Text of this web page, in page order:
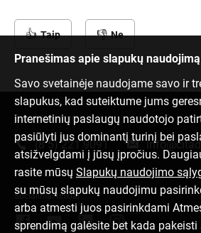
Taip Ne
Pranešimas apie slapukų naudojimą
Savo svetainėje naudojame savo ir
slapukus, kad suteiktume jums
internetinių paslaugų naudotojo
pasiūlyti jus dominantį turinį bei
atsižvelgdami į jūsų įpročius.
rasite mūsų Slapukų naudojimo
su mūsų slapukų naudojimu
arba atmesti juos pasirinkdami
sprendimą galėsite bet kada
Susisiek su mumis
(8 5) 221 9091
Socialiniai tinklai